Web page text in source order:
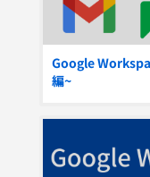
Google
編~